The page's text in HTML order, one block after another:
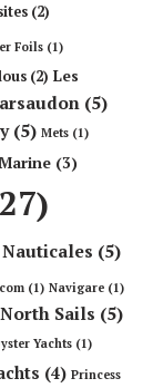
(2)
Foils (1)
(2) Les
(5)
(5) Mets (1)
(3)
Nauticales (5)
(1) Navigare (1)
North Sails (5)
Yachts (1)
(4) Princess